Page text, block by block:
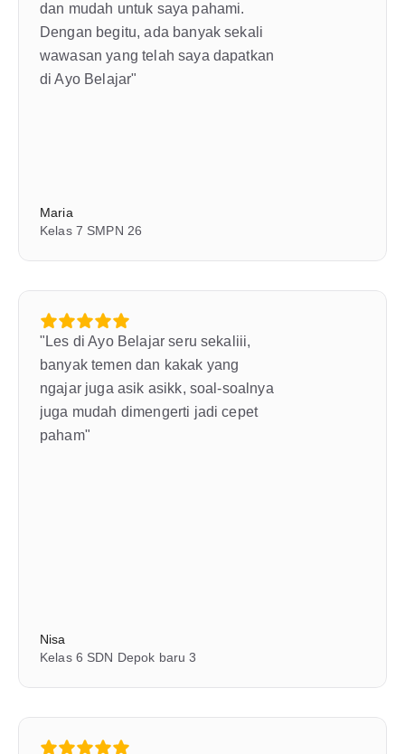
dan mudah untuk saya pahami.
Dengan begitu, ada banyak sekali
wawasan yang telah saya dapatkan
di Ayo Belajar"
Maria
Kelas 7 SMPN 26
"Les di Ayo Belajar seru sekaliii,
banyak temen dan kakak yang
ngajar juga asik asikk, soal-soalnya
juga mudah dimengerti jadi cepet
paham"
Nisa
Kelas 6 SDN Depok baru 3